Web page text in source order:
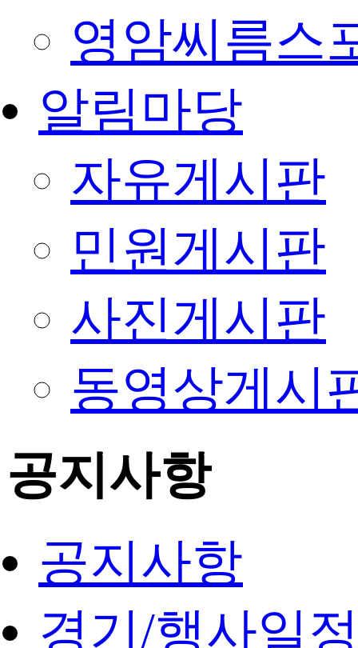
영암씨름스
알림마당
자유게시판
민원게시판
사진게시판
동영상게시
공지사항
공지사항
경기/행사일